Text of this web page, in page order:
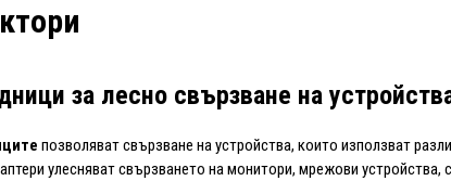
за лесно свързване на
позволяват свързване на устройства, които използват
улесняват свързването на монитори, мрежови устройства,